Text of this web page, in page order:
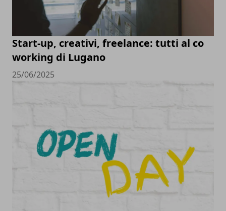
Start-up, creativi, freelance: tutti al co
working di Lugano
25/06/2025